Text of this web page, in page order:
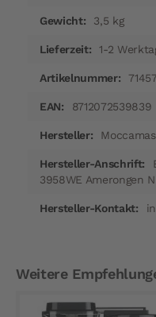
3,5 kg
1-2
8712072539839
3958WE Amerongen
Weitere